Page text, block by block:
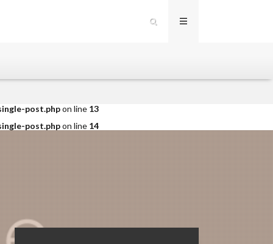
post.php
post.phpon line 13
post.phpon line 14